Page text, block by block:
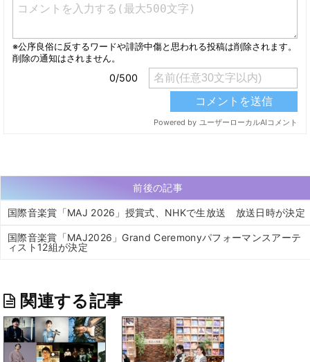
前後の記事
国際音楽賞「MAJ 2026」授賞式、NHKで生放送 放送日時が決定
国際音楽賞「MAJ2026」Grand Ceremonyパフォーマンスアーテ
ィスト12組が決定
関連する記事